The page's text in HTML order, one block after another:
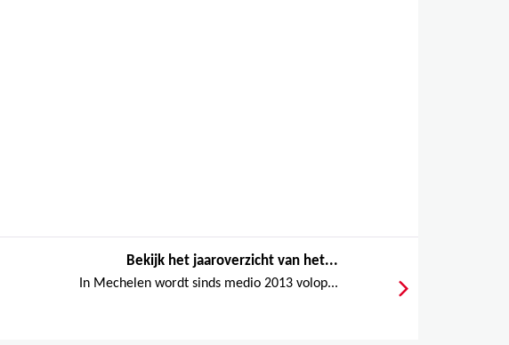
Bekijk het jaaroverzicht van het...
In Mechelen wordt sinds medio 2013 volop...